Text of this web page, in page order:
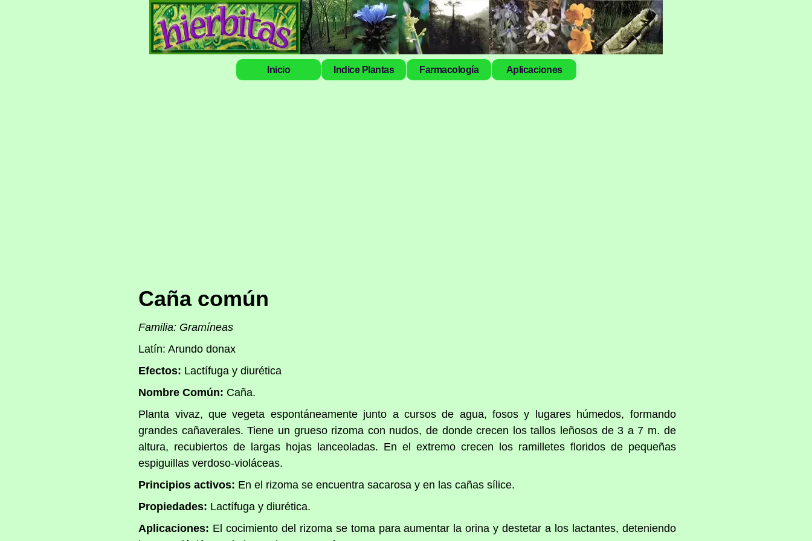
Inicio Indice Plantas Farmacología Aplicaciones
Caña común
Familia: Gramíneas
Latín: Arundo donax
Efectos: Lactífuga y diurética
Nombre Común: Caña.
Planta vivaz, que vegeta espontáneamente junto a cursos de agua, fosos y lugares húmedos, formando
grandes cañaverales. Tiene un grueso rizoma con nudos, de donde crecen los tallos leñosos de 3 a 7 m. de
altura, recubiertos de largas hojas lanceoladas. En el extremo crecen los ramilletes floridos de pequeñas
espiguillas verdoso-violáceas.
Principios activos: En el rizoma se encuentra sacarosa y en las cañas sílice.
Propiedades: Lactífuga y diurética.
Aplicaciones: El cocimiento del rizoma se toma para aumentar la orina y destetar a los lactantes, deteniendo